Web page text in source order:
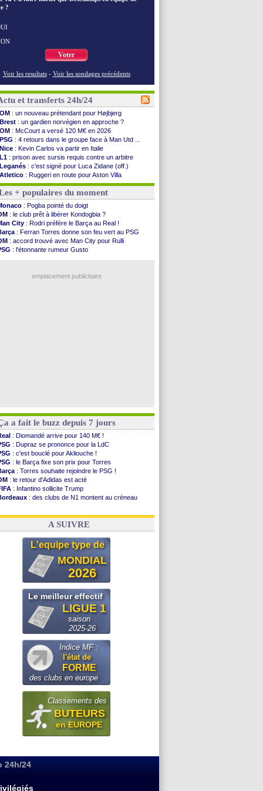
?
Voter
Voir les resultats - Voir les sondages précédents
et transferts 24h/24
OM : un nouveau prétendant pour Højbjerg
Brest : un gardien norvégien en approche ?
OM : McCourt a versé 120 M€ en 2026
PSG : 4 retours dans le groupe face à Man Utd ...
Nice : Kevin Carlos va partir en Italie
L1 : prison avec sursis requis contre un arbitre
Leganés : c'est signé pour Luca Zidane (off.)
Atletico : Ruggeri en route pour Aston Villa
Monaco: Filipe Luis soutient Biereth
Lyon: Mangala prêté à Getafe (officiel)
PSG: Nsoki va signer en Croatie
Arsenal : Naples vise Gabriel Jesus
Real: Mastantuono prêté à la Fiorentina (off.)
Man City : accord avec le Barça pour Rodri ?
Rennes : Haise a prolongé (officiel)
Palace: Tomiyasu a convaincu (officiel)
OM : B. Genesio - "ce n'est pas idéal"
: la démission d'Infantino réclamée
+ populaires du moment
: Pogba pointé du doigt
: le club prêt à libérer Kondogbia ?
City : Rodri préfère le Barça au Real !
: Ferran Torres donne son feu vert au PSG
: accord trouvé avec Man City pour Rulli
: l'étonnante rumeur Gusto
emplacement publicitaire
a fait le buzz depuis 7 jours
: Diomandé arrive pour 140 M€ !
: Dupraz se prononce pour la LdC
: c'est bouclé pour Akliouche !
: le Barça fixe son prix pour Torres
: Torres souhaite rejoindre le PSG !
: le retour d'Adidas est acté
: Infantino sollicite Trump
: des clubs de N1 montent au créneau
: le démenti de Leipzig pour Diomandé
A SUIVRE
L'equipe type de
MONDIAL
2026
Le meilleur effectif
LIGUE 1
saison
2025-26
Indice MF :
l'état de
FORME
des clubs en europe
Classements des
BUTEURS
en EUROPE
24h/24